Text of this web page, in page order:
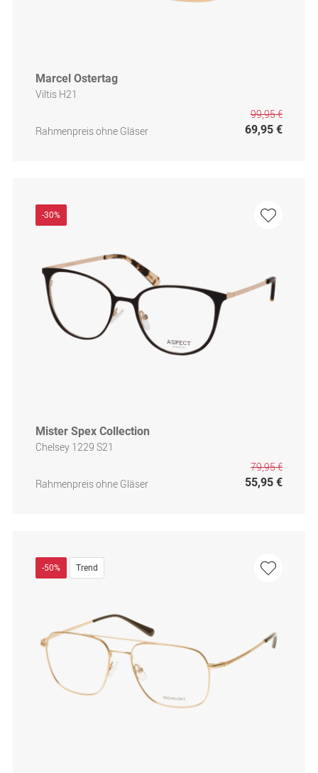
Marcel Ostertag
Viltis H21
Rahmenpreis ohne Gläser
99,95 €
69,95 €
-30%
Mister Spex Collection
Chelsey 1229 S21
Rahmenpreis ohne Gläser
79,95 €
55,95 €
-50% Trend